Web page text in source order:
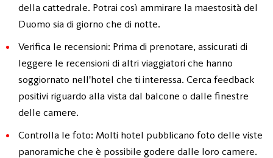
della cattedrale. Potrai così ammirare la maestosità del
Duomo sia di giorno che di notte.
Verifica le recensioni: Prima di prenotare, assicurati di
leggere le recensioni di altri viaggiatori che hanno
soggiornato nell'hotel che ti interessa. Cerca feedback
positivi riguardo alla vista dal balcone o dalle finestre
delle camere.
Controlla le foto: Molti hotel pubblicano foto delle viste
panoramiche che è possibile godere dalle loro camere.